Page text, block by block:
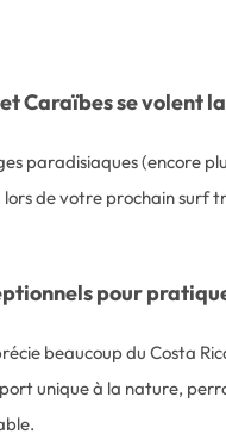
Caraïbes se volent
paradisiaques (encore
lors de votre prochain surf
pour
beaucoup du Costa
unique à la nature,